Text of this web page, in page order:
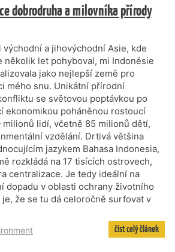
dobrodruha a milovníka přírody
východní a jihovýchodní Asie, kde
několik let pohyboval, mi Indonésie
jako nejlepší země pro
mého snu. Unikátní přírodní
se světovou poptávkou po
ekonomikou poháněnou rostoucí
lidí, včetně 85 milionů dětí,
vzdělání. Drtivá většina
jazykem Bahasa Indonesia,
rozkládá na 17 tisících ostrovech,
centralizace. Je tedy ideální na
dopadu v oblasti ochrany životního
že se tu dá celoročně surfovat v
číst celý článek